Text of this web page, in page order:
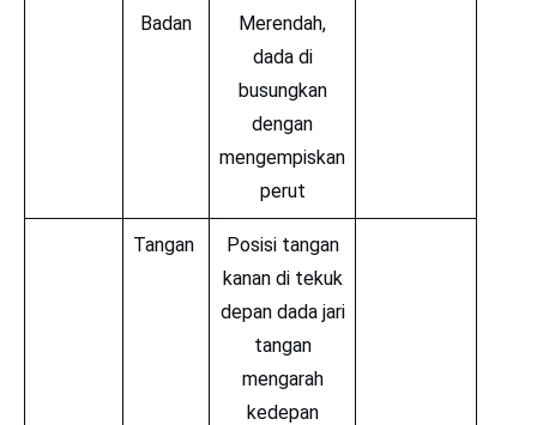
Badan
Merendah,
dada di
busungkan
dengan
mengempiskan
perut
Tangan
Posisi tangan
kanan di tekuk
depan dada jari
tangan
mengarah
kedepan